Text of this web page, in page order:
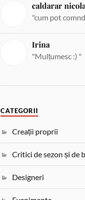
caldarar
"cum pot
Irina
"Mulțumesc :) "
CATEGORII
Creații proprii
Critici de sezon și de
Designeri